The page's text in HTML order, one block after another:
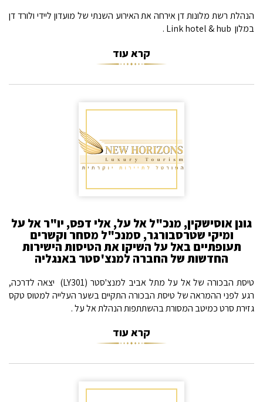
הנהלת רשת מלונות דן אירחה את האירוע השנתי של מועדון ליידי ולורד דן
במלון Link hotel & hub .
קרא עוד
גונן אוסישקין, מנכ"ל אל על, אלי דפס, יו"ר אל על
ומיקי שטרסבורגר, סמנכ"ל מסחר וקשרים
תעופתיים באל על השיקו את הטיסות הישירות
החדשות של החברה למנצ'סטר באנגליה
טיסת הבכורה של אל על מתל אביב למנצ'סטר (LY301) יצאה לדרכה,
רגע לפני ההמראה של טיסת הבכורה התקיים בשער העלייה למטוס טקס
גזירת סרט כמיטב המסורת בהשתתפות הנהלת אל על .
קרא עוד